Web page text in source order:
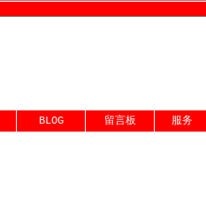
BLOG 留言板 服务